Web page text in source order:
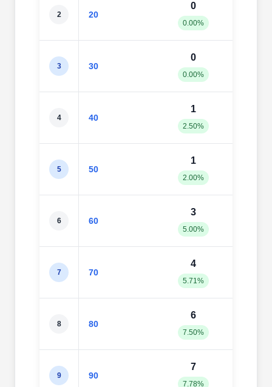
2 20
0
0.00%
3 30
0
0.00%
4 40
1
2.50%
5 50
1
2.00%
6 60
3
5.00%
7 70
4
5.71%
8 80
6
7.50%
9 90
7
7.78%